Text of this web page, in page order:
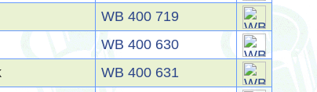
WB 400 719
WB 400 630
WB 400 631